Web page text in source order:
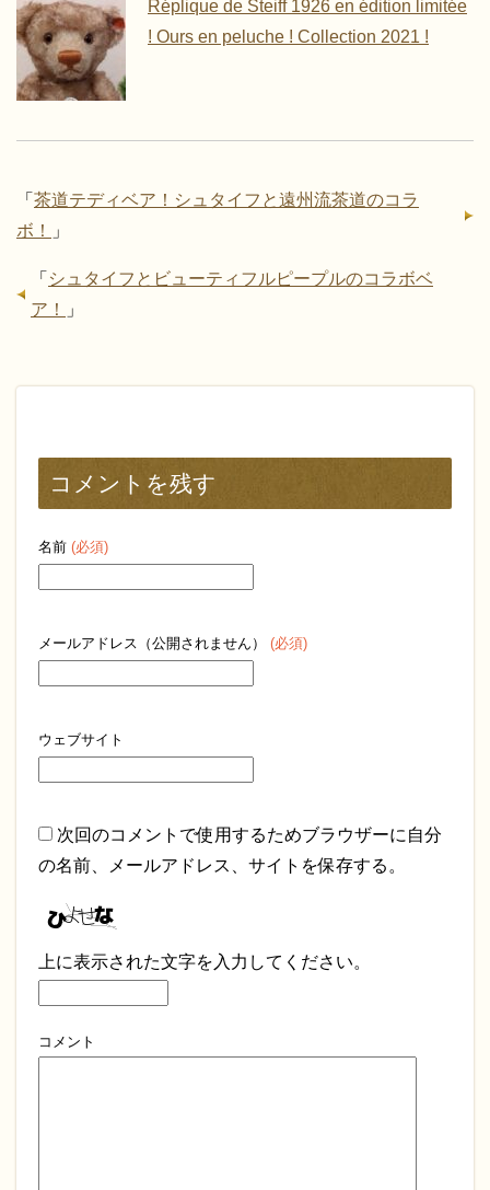
Réplique de Steiff 1926 en édition limitée
! Ours en peluche ! Collection 2021 !
「 茶道テディベア！シュタイフと遠州流茶道のコラ
ボ！
」
「 シュタイフとビューティフルピープルのコラボベ
ア！
」
コメントを残す
名前 (必須)
メールアドレス（公開されません） (必須)
ウェブサイト
次回のコメントで使用するためブラウザーに自分
の名前、メールアドレス、サイトを保存する。
上に表示された文字を入力してください。
コメント